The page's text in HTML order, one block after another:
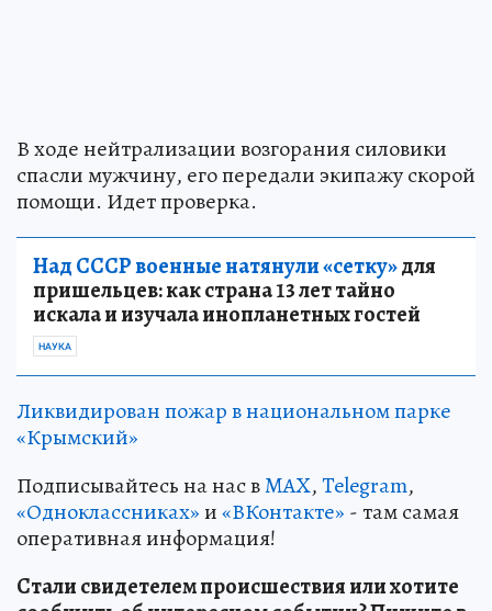
В ходе нейтрализации возгорания силовики
спасли мужчину, его передали экипажу скорой
помощи. Идет проверка.
Над СССР военные натянули «сетку»для
пришельцев: как страна 13 лет тайно
искала и изучала инопланетных гостей
НАУКА
Ликвидирован пожар в национальном парке
«Крымский»
Подписывайтесь на нас вMAX,Telegram,
«Одноклассниках»и«ВКонтакте» - там самая
оперативная информация!
Стали свидетелем происшествия или хотите